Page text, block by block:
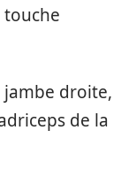
touche
droite,
de la